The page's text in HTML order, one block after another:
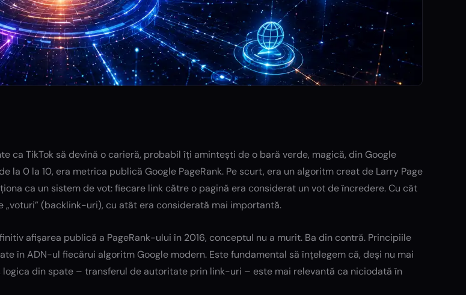
ca TikTok să devină o carieră, probabil îți amintești de o bară verde, magică, din Google
la 0 la 10, era metrica publică Google PageRank. Pe scurt, era un algoritm creat de Larry Page
ca un sistem de vot: fiecare link către o pagină era considerat un vot de încredere. Cu cât
„voturi” (backlink-uri), cu atât era considerată mai importantă.
afișarea publică a PageRank-ului în 2016, conceptul nu a murit. Ba din contră. Principiile
în ADN-ul fiecărui algoritm Google modern. Este fundamental să înțelegem că, deși nu mai
logica din spate – transferul de autoritate prin link-uri – este mai relevantă ca niciodată în